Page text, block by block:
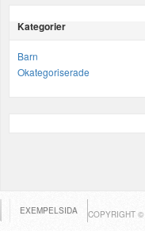
Kategorier
Barn
Okategoriserade
EXEMPELSIDA COPYRIGHT